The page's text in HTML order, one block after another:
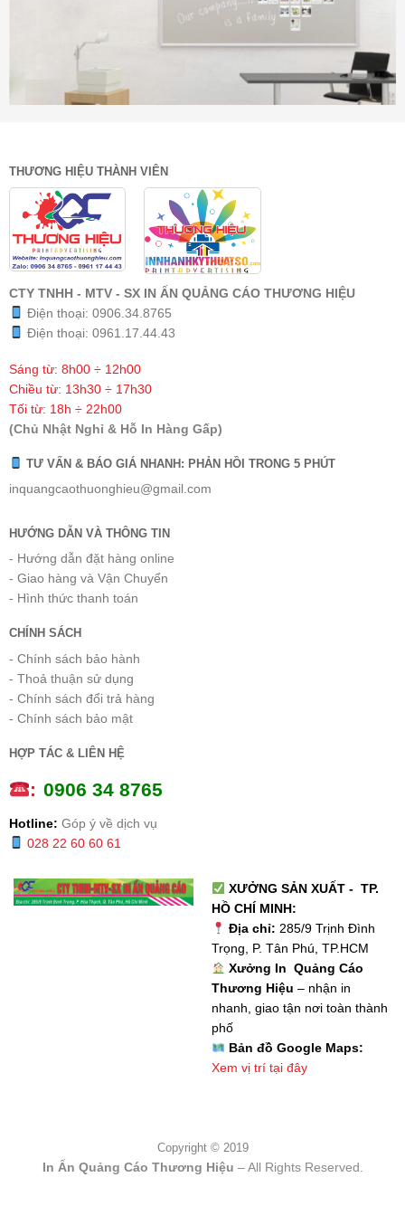
THƯƠNG HIỆU THÀNH VIÊN
CTY TNHH - MTV - SX IN ẤN QUẢNG CÁO THƯƠNG HIỆU
Điện thoại: 0906.34.8765
Điện thoại: 0961.17.44.43
Sáng từ: 8h00 ÷ 12h00
Chiều từ: 13h30 ÷ 17h30
Tối từ: 18h ÷ 22h00
(Chủ Nhật Nghỉ & Hỗ In Hàng Gấp)
TƯ VẤN & BÁO GIÁ NHANH: PHẢN HỒI TRONG 5 PHÚT
inquangcaothuonghieu@gmail.com
HƯỚNG DẪN VÀ THÔNG TIN
- Hướng dẫn đặt hàng online
- Giao hàng và Vận Chuyển
- Hình thức thanh toán
CHÍNH SÁCH
- Chính sách bảo hành
- Thoả thuận sử dụng
- Chính sách đổi trả hàng
- Chính sách bảo mật
HỢP TÁC & LIÊN HỆ
: 0906 34 8765
Hotline: Góp ý về dịch vụ
028 22 60 60 61
XƯỞNG SẢN XUẤT - TP.
HỒ CHÍ MINH:
Địa chỉ: 285/9 Trịnh Đình
Trọng, P. Tân Phú, TP.HCM
Xưởng In Quảng Cáo
Thương Hiệu – nhận in
nhanh, giao tận nơi toàn thành
phố
Bản đồ Google Maps:
Xem vị trí tại đây
Copyright © 2019
In Ấn Quảng Cáo Thương Hiệu – All Rights Reserved.